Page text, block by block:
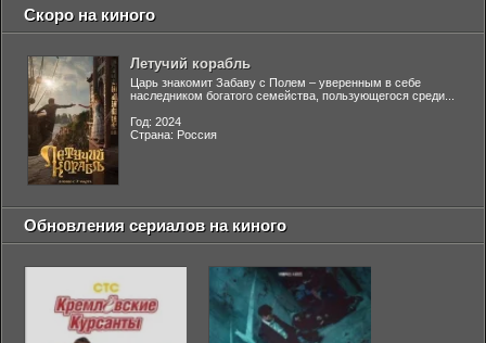
Скоро на киного
Летучий корабль
Царь знакомит Забаву с Полем – уверенным в себе
наследником богатого семейства, пользующегося среди...
Год: 2024
Страна: Россия
Обновления сериалов на киного